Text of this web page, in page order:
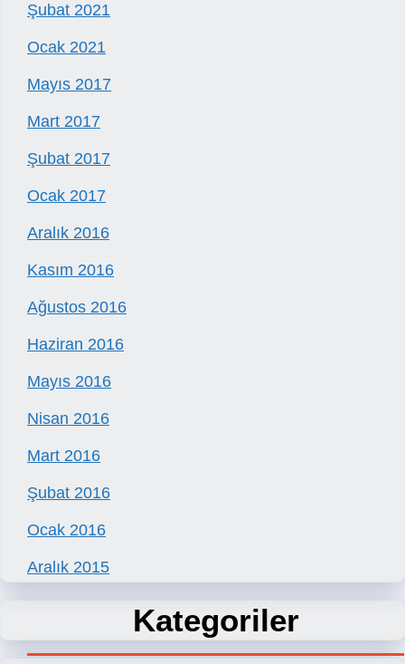
Şubat 2021
Ocak 2021
Mayıs 2017
Mart 2017
Şubat 2017
Ocak 2017
Aralık 2016
Kasım 2016
Ağustos 2016
Haziran 2016
Mayıs 2016
Nisan 2016
Mart 2016
Şubat 2016
Ocak 2016
Aralık 2015
Kategoriler